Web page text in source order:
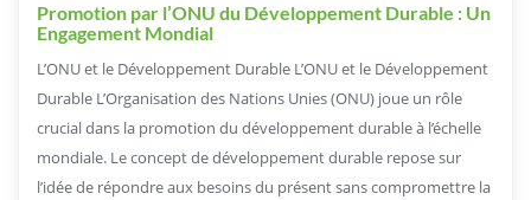
Promotion par l’ONU du Développement Durable : Un
Engagement Mondial
L’ONU et le Développement Durable L’ONU et le Développement
Durable L’Organisation des Nations Unies (ONU) joue un rôle
crucial dans la promotion du développement durable à l’échelle
mondiale. Le concept de développement durable repose sur
l’idée de répondre aux besoins du présent sans compromettre la